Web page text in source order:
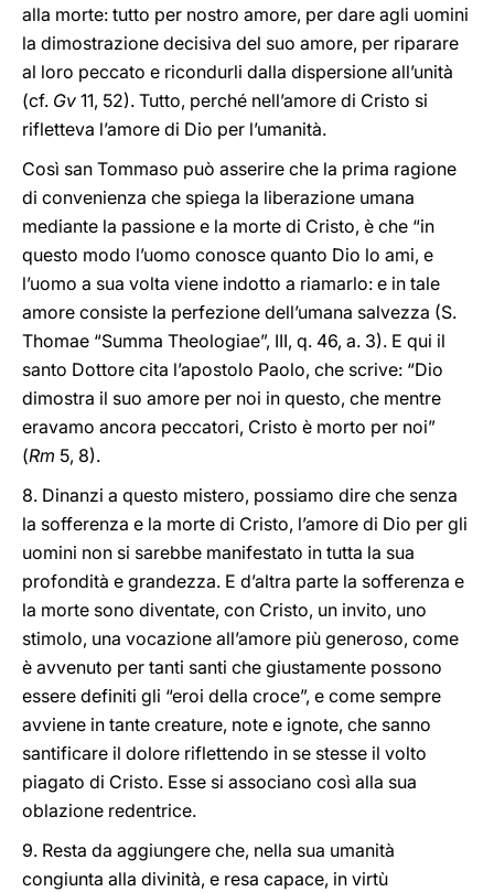
alla morte: tutto per nostro amore, per dare agli uomini
la dimostrazione decisiva del suo amore, per riparare
al loro peccato e ricondurli dalla dispersione all’unità
(cf. Gv 11, 52). Tutto, perché nell’amore di Cristo si
rifletteva l’amore di Dio per l’umanità.
Così san Tommaso può asserire che la prima ragione
di convenienza che spiega la liberazione umana
mediante la passione e la morte di Cristo, è che “in
questo modo l’uomo conosce quanto Dio lo ami, e
l’uomo a sua volta viene indotto a riamarlo: e in tale
amore consiste la perfezione dell’umana salvezza (S.
Thomae “Summa Theologiae”, III, q. 46, a. 3). E qui il
santo Dottore cita l’apostolo Paolo, che scrive: “Dio
dimostra il suo amore per noi in questo, che mentre
eravamo ancora peccatori, Cristo è morto per noi”
(Rm 5, 8).
8. Dinanzi a questo mistero, possiamo dire che senza
la sofferenza e la morte di Cristo, l’amore di Dio per gli
uomini non si sarebbe manifestato in tutta la sua
profondità e grandezza. E d’altra parte la sofferenza e
la morte sono diventate, con Cristo, un invito, uno
stimolo, una vocazione all’amore più generoso, come
è avvenuto per tanti santi che giustamente possono
essere definiti gli “eroi della croce”, e come sempre
avviene in tante creature, note e ignote, che sanno
santificare il dolore riflettendo in se stesse il volto
piagato di Cristo. Esse si associano così alla sua
oblazione redentrice.
9. Resta da aggiungere che, nella sua umanità
congiunta alla divinità, e resa capace, in virtù